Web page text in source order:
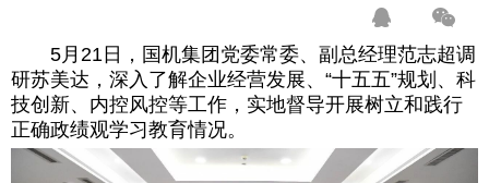
5月21日，国机集团党委常委、副总经理范志超调
研苏美达，深入了解企业经营发展、“十五五”规划、科
技创新、内控风控等工作，实地督导开展树立和践行
正确政绩观学习教育情况。